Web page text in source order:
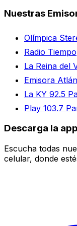
Nuestras
Olímpica
Radio Tiempo
La Reina del
Emisora
La KY 92.5
Play 103.7
Descarga la app
Escucha todas
celular, donde